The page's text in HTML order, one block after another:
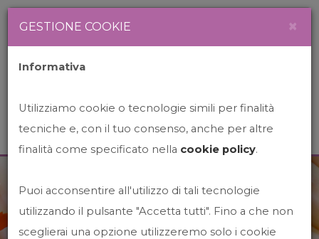
News&Events
GESTIONE COOKIE ×
Informativa
Utilizziamo cookie o tecnologie simili per finalità
tecniche e, con il tuo consenso, anche per altre
finalità come specificato nella cookie policy.
Puoi acconsentire all'utilizzo di tali tecnologie
utilizzando il pulsante "Accetta tutti". Fino a che non
sceglierai una opzione utilizzeremo solo i cookie